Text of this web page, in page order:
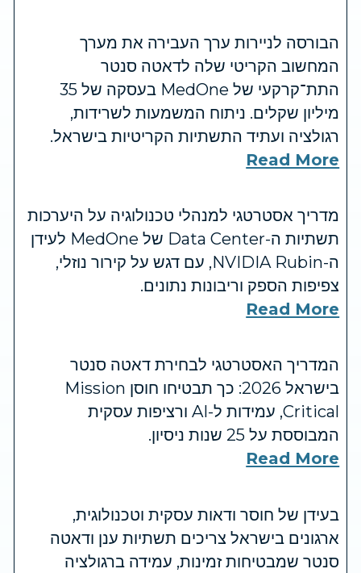
הבורסה לניירות ערך העבירה את מערך
המחשוב הקריטי שלה לדאטה סנטר
התת־קרקעי של MedOne בעסקה של 35
מיליון שקלים. ניתוח המשמעות לשרידות,
רגולציה ועתיד התשתיות הקריטיות בישראל.
Read More
מדריך אסטרטגי למנהלי טכנולוגיה על היערכות
תשתיות ה-Data Center של MedOne לעידן
ה-NVIDIA Rubin, עם דגש על קירור נוזלי,
צפיפות הספק וריבונות נתונים.
Read More
המדריך האסטרטגי לבחירת דאטה סנטר
בישראל 2026: כך תבטיחו חוסן Mission
Critical, עמידות ל-AI ורציפות עסקית
המבוססת על 25 שנות ניסיון.
Read More
בעידן של חוסר ודאות עסקית וטכנולוגית,
ארגונים בישראל צריכים תשתיות ענן ודאטה
סנטר שמבטיחות זמינות, עמידה ברגולציה